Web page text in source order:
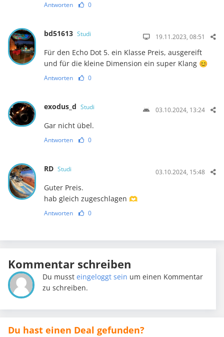
Antworten 0
bd51613 Studi 19.11.2023, 08:51
Für den Echo Dot 5. ein Klasse Preis, ausgereift
und für die kleine Dimension ein super Klang 😊
Antworten 0
exodus_d Studi 03.10.2024, 13:24
Gar nicht übel.
Antworten 0
RD Studi 03.10.2024, 15:48
Guter Preis.
hab gleich zugeschlagen 🫶
Antworten 0
Kommentar schreiben
Du mussteingeloggt sein um einen Kommentar
zu schreiben.
Du hast einen Deal gefunden?